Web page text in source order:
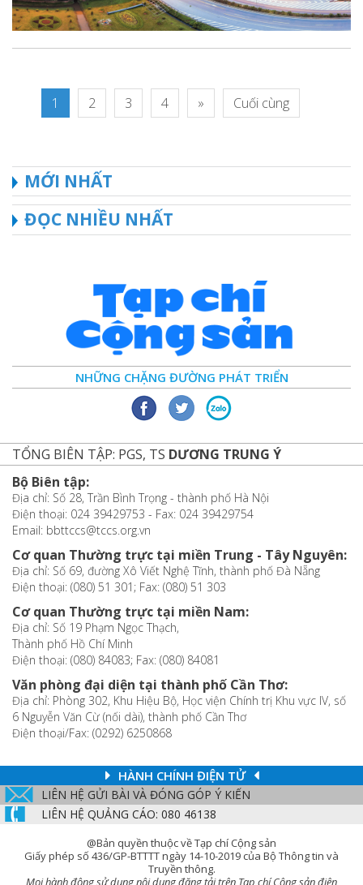
1 2 3 4 » Cuối cùng
MỚI NHẤT
ĐỌC NHIỀU NHẤT
NHỮNG CHẶNG ĐƯỜNG PHÁT TRIỂN
TỔNG BIÊN TẬP: PGS, TS DƯƠNG TRUNG Ý
Bộ Biên tập:
Địa chỉ: Số 28, Trần Bình Trọng - thành phố Hà Nội
Điện thoại: 024 39429753 - Fax: 024 39429754
Email: bbttccs@tccs.org.vn
Cơ quan Thường trực tại miền Trung - Tây Nguyên:
Địa chỉ: Số 69, đường Xô Viết Nghệ Tĩnh, thành phố Đà Nẵng
Điện thoại: (080) 51 301; Fax: (080) 51 303
Cơ quan Thường trực tại miền Nam:
Địa chỉ: Số 19 Phạm Ngọc Thạch,
Thành phố Hồ Chí Minh
Điện thoại: (080) 84083; Fax: (080) 84081
Văn phòng đại diện tại thành phố Cần Thơ:
Địa chỉ: Phòng 302, Khu Hiệu Bộ, Học viện Chính trị Khu vực IV, số
6 Nguyễn Văn Cừ (nối dài), thành phố Cần Thơ
Điện thoại/Fax: (0292) 6250868
HÀNH CHÍNH ĐIỆN TỬ
LIÊN HỆ GỬI BÀI VÀ ĐÓNG GÓP Ý KIẾN
LIÊN HỆ QUẢNG CÁO: 080 46138
@Bản quyền thuộc về Tạp chí Cộng sản
Giấy phép số 436/GP-BTTTT ngày 14-10-2019 của Bộ Thông tin và
Truyền thông.
Mọi hành động sử dụng nội dung đăng tải trên Tạp chí Cộng sản điện